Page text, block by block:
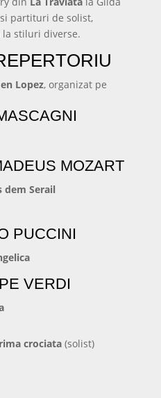
partituri de solist,
stiluri diverse.
Lopez, organizat pe
MOZART
dem Serail
PUCCINI
VERDI
crociata (solist)